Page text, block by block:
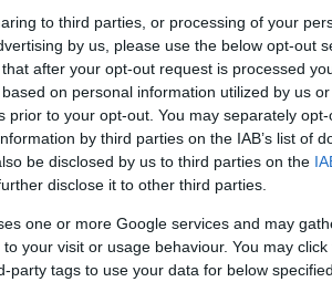
to third parties, or processing of your
by us, please use the below opt-out
after your opt-out request is processed
on personal information utilized by us
prior to your opt-out. You may separately
by third parties on the IAB’s list of
be disclosed by us to third parties on the
disclose it to other third parties.
one or more Google services and may
your visit or usage behaviour. You may
party tags to use your data for below
bott i Frankrike 5år så har jag inget